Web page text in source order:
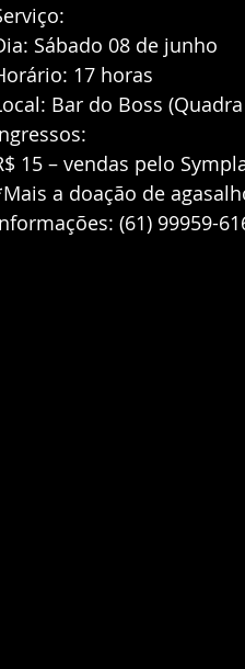
Sábado 08 de junho
17 horas
Bar do Boss
15 – vendas pelo
a doação de
(61) 99959-